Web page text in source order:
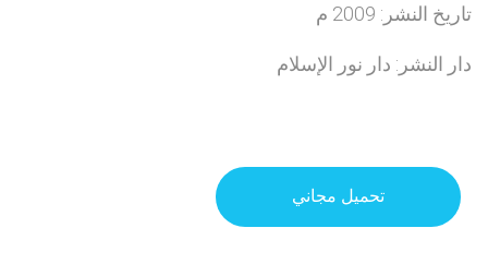
تاريخ النشر: 2009 م
دار النشر: دار نور الإسلام
تحميل مجاني